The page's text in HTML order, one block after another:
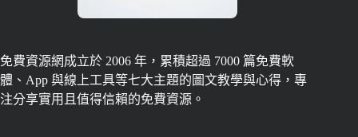
免費資源網成立於 2006 年，累積超過 7000 篇免費軟
體、App 與線上工具等七大主題的圖文教學與心得，專
注分享實用且值得信賴的免費資源。